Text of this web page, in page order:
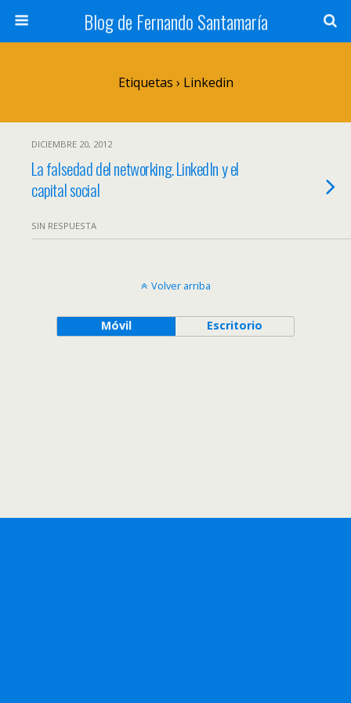
Blog de Fernando Santamaría
Etiquetas › Linkedin
DICIEMBRE 20, 2012
La falsedad del networking. LinkedIn y el
capital social
SIN RESPUESTA
Volver arriba
Móvil Escritorio